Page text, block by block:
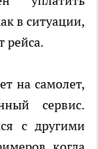
в ситуации,
рейса.
на самолет,
сервис.
с другими